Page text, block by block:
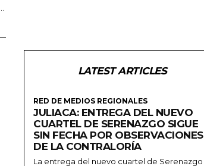
LATEST ARTICLES
RED DE MEDIOS REGIONALES
JULIACA: ENTREGA DEL NUEVO
CUARTEL DE SERENAZGO SIGUE
SIN FECHA POR OBSERVACIONES
DE LA CONTRALORÍA
La entrega del nuevo cuartel de Serenazgo